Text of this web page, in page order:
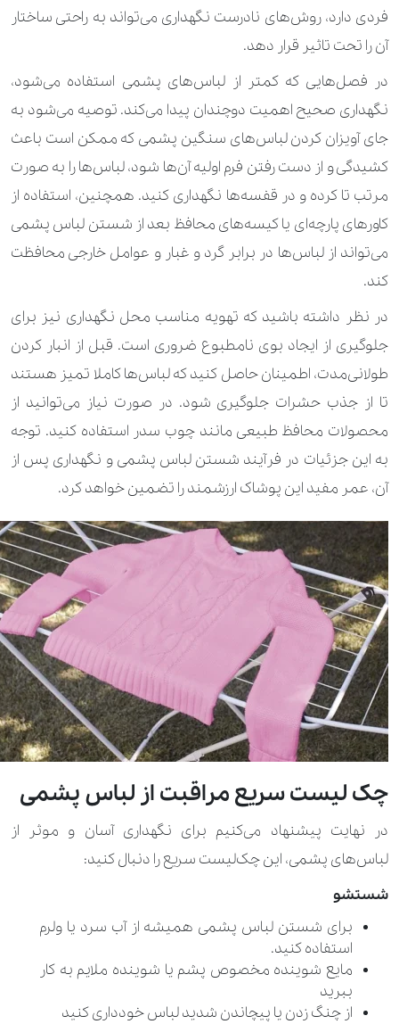
فردی دارد، روش‌های نادرست نگهداری می‌تواند به راحتی ساختار
آن را تحت تاثیر قرار دهد.
در فصل‌هایی که کمتر از لباس‌های پشمی استفاده می‌شود،
نگهداری صحیح اهمیت دوچندان پیدا می‌کند. توصیه می‌شود به
جای آویزان کردن لباس‌های سنگین پشمی که ممکن است باعث
کشیدگی و از دست رفتن فرم اولیه آن‌ها شود، لباس‌ها را به صورت
مرتب تا کرده و در قفسه‌ها نگهداری کنید. همچنین، استفاده از
کاورهای پارچه‌ای یا کیسه‌های محافظ بعد از شستن لباس پشمی
می‌تواند از لباس‌ها در برابر گرد و غبار و عوامل خارجی محافظت
کند.
در نظر داشته باشید که تهویه مناسب محل نگهداری نیز برای
جلوگیری از ایجاد بوی نامطبوع ضروری است. قبل از انبار کردن
طولانی‌مدت، اطمینان حاصل کنید که لباس‌ها کاملا تمیز هستند
تا از جذب حشرات جلوگیری شود. در صورت نیاز می‌توانید از
محصولات محافظ طبیعی مانند چوب سدر استفاده کنید. توجه
به این جزئیات در فرآیند شستن لباس پشمی و نگهداری پس از
آن، عمر مفید این پوشاک ارزشمند را تضمین خواهد کرد.
چک لیست سریع مراقبت از لباس پشمی
در نهایت پیشنهاد می‌کنیم برای نگهداری آسان و موثر از
لباس‌های پشمی، این چک‌لیست سریع را دنبال کنید:
شستشو
برای شستن لباس پشمی همیشه از آب سرد یا ولرم
استفاده کنید.
مایع شوینده مخصوص پشم یا شوینده ملایم به کار
ببرید
از چنگ زدن یا پیچاندن شدید لباس خودداری کنید